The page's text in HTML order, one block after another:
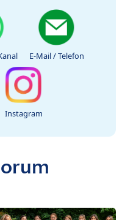
E-Mail / Telefon
Instagram